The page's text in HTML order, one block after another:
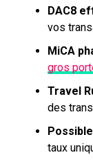
DAC8
vos
MiCA
gros
Travel
des
taux